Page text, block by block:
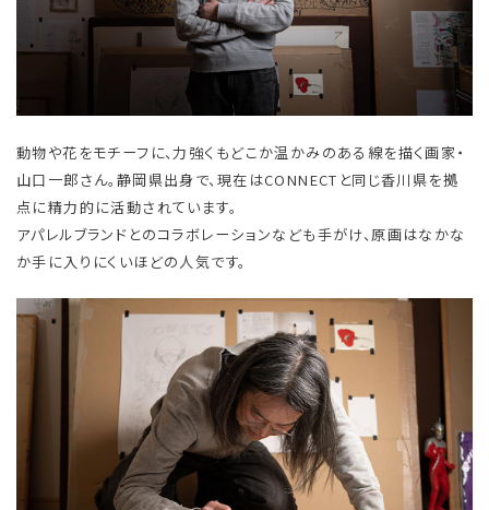
動物や花をモチーフに、力強くもどこか温かみのある線を描く画家・
山口一郎さん。静岡県出身で、現在はCONNECTと同じ香川県を拠
点に精力的に活動されています。
アパレルブランドとのコラボレーションなども手がけ、原画はなかな
か手に入りにくいほどの人気です。